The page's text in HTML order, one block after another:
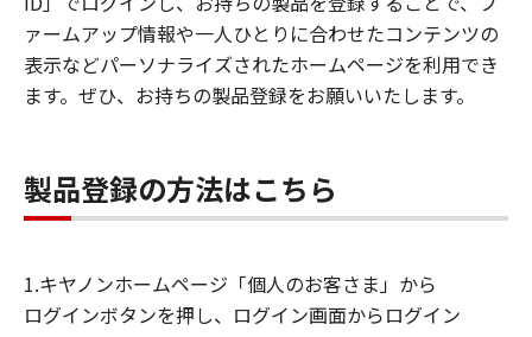
ァームアップ情報や一人ひとりに合わせたコンテンツの
表示などパーソナライズされたホームページを利用でき
ます。ぜひ、お持ちの製品登録をお願いいたします。
製品登録の方法はこちら
1.キヤノンホームページ「個人のお客さま」から
ログインボタンを押し、ログイン画面からログイン